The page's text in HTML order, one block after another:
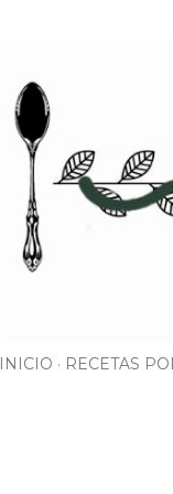
INICIO RECETAS